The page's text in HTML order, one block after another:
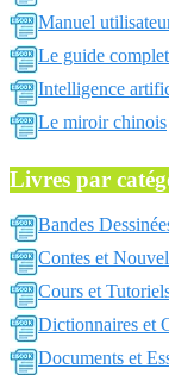
Manuel
Le guide
Intelligence
Le miroir chinois
Livres par
Bandes
Contes et
Cours et
Dictionnaires et
Documents et